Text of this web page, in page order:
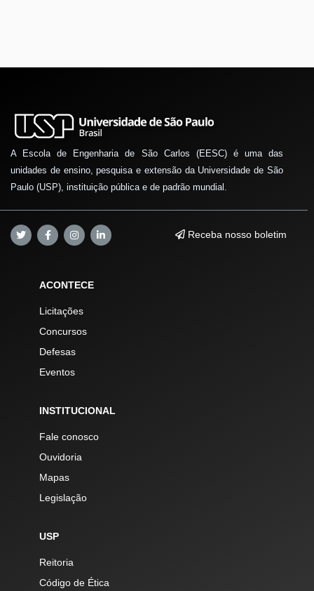
A Escola de Engenharia de São Carlos (EESC) é uma das
unidades de ensino, pesquisa e extensão da Universidade de São
Paulo (USP), instituição pública e de padrão mundial.
Receba nosso boletim
ACONTECE
Licitações
Concursos
Defesas
Eventos
INSTITUCIONAL
Fale conosco
Ouvidoria
Mapas
Legislação
USP
Reitoria
Código de Ética